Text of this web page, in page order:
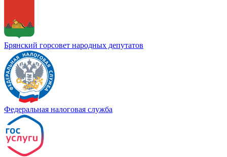
Брянский горсовет народных депутатов
Федеральная налоговая служба